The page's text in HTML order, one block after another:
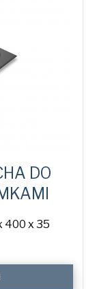
DO
400 x 35